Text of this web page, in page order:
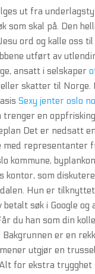
ut fra
som skal på. Den
ord og kalle oss
utført av
ansatt i selskaper
skatter til
Sexy jenter oslo
trenger en
Det er nedsatt en
med representanter
kommune,
kontor, som
Hun er
betalt søk i Google og
du han som din
Bakgrunnen er en
utgjør en
for ekstra trygghet